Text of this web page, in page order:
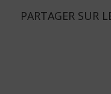
PARTAGER SUR